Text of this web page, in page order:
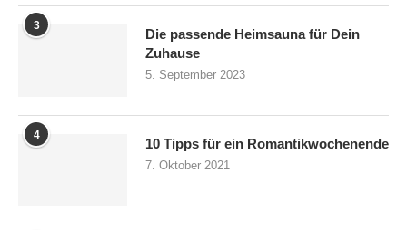
3
Die passende Heimsauna für Dein
Zuhause
5. September 2023
4
10 Tipps für ein Romantikwochenende
7. Oktober 2021